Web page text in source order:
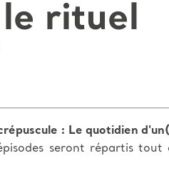
rituel
: Le quotidien
seront répartis tout